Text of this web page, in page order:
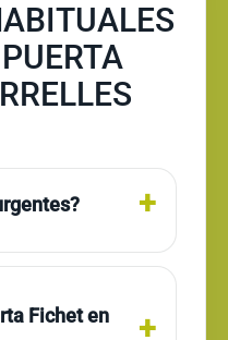
Fichet en